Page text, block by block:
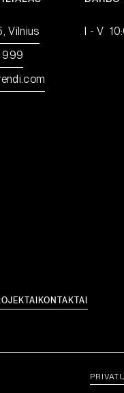
Vilnius
999
I - V
KONTAKTAI